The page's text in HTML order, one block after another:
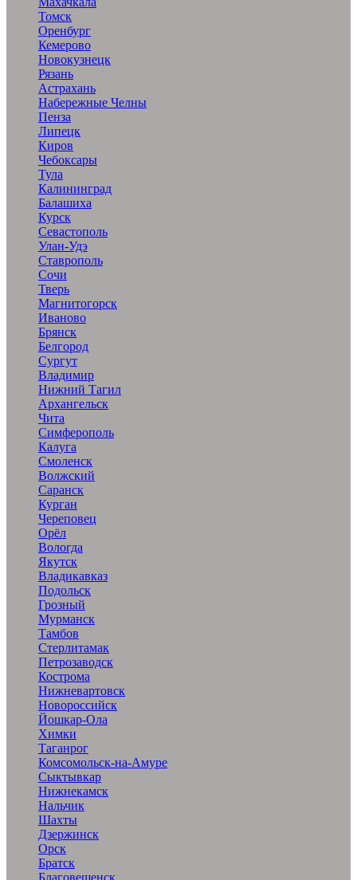
Томск
Оренбург
Кемерово
Новокузнецк
Рязань
Астрахань
Набережные Челны
Пенза
Липецк
Киров
Чебоксары
Тула
Калининград
Балашиха
Курск
Севастополь
Улан-Удэ
Ставрополь
Сочи
Тверь
Магнитогорск
Иваново
Брянск
Белгород
Сургут
Владимир
Нижний Тагил
Архангельск
Чита
Симферополь
Калуга
Смоленск
Волжский
Саранск
Курган
Череповец
Орёл
Вологда
Якутск
Владикавказ
Подольск
Грозный
Мурманск
Тамбов
Стерлитамак
Петрозаводск
Кострома
Нижневартовск
Новороссийск
Йошкар-Ола
Химки
Таганрог
Комсомольск-на-Амуре
Сыктывкар
Нижнекамск
Нальчик
Шахты
Дзержинск
Орск
Братск
Благовещенск